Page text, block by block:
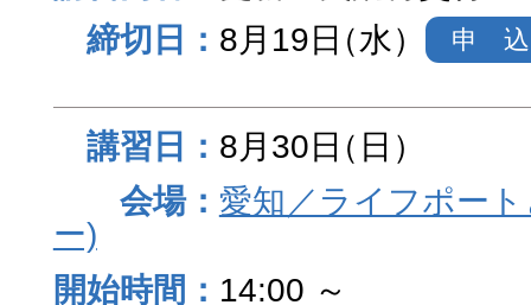
8月19日（水） 申 込
8月30日（日）
愛知／ライフポー
ー)
14:00 ～